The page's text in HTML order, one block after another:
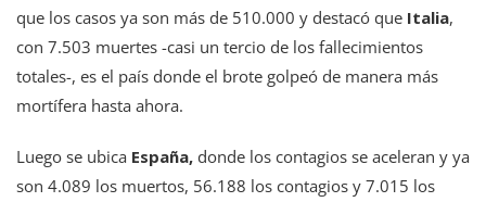
que los casos ya son más de 510.000 y destacó que Italia,
con 7.503 muertes -casi un tercio de los fallecimientos
totales-, es el país donde el brote golpeó de manera más
mortífera hasta ahora.
Luego se ubica España, donde los contagios se aceleran y ya
son 4.089 los muertos, 56.188 los contagios y 7.015 los